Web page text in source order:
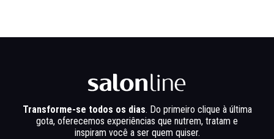
Transforme-se todos os dias. Do primeiro clique à última
gota, oferecemos experiências que nutrem, tratam e
inspiram você a ser quem quiser.